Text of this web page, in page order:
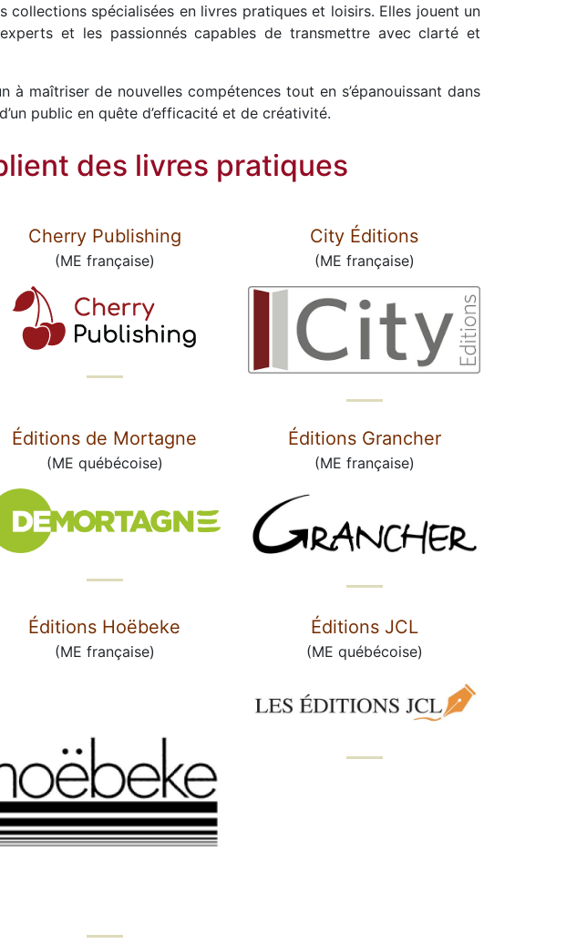
collections spécialisées en livres pratiques et loisirs. Elles jouent un
et les passionnés capables de transmettre avec clarté et
maîtriser de nouvelles compétences tout en s’épanouissant dans
public en quête d’efficacité et de créativité.
des livres pratiques
Cherry Publishing
(ME française)
City Éditions
(ME française)
Éditions de Mortagne
(ME québécoise)
Éditions Grancher
(ME française)
Éditions Hoëbeke
(ME française)
Éditions JCL
(ME québécoise)